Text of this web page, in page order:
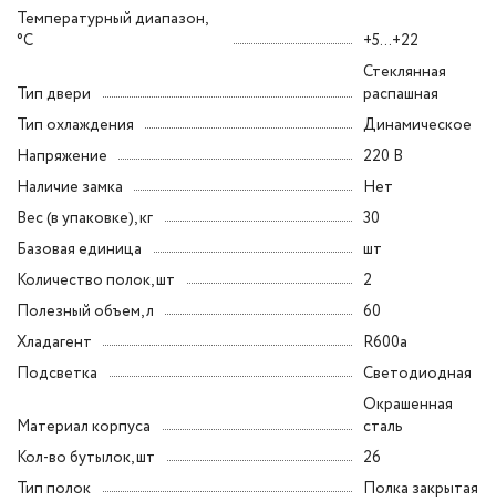
Температурный диапазон,
°C
+5...+22
Тип двери
Стеклянная
распашная
Тип охлаждения
Динамическое
Напряжение
220 В
Наличие замка
Нет
Вес (в упаковке), кг
30
Базовая единица
шт
Количество полок, шт
2
Полезный объем, л
60
Хладагент
R600a
Подсветка
Светодиодная
Материал корпуса
Окрашенная
сталь
Кол-во бутылок, шт
26
Тип полок
Полка закрытая